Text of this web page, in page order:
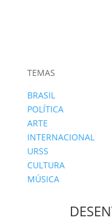
TEMAS
BRASIL
POLÍTICA
ARTE
INTERNACIONAL
URSS
CULTURA
MÚSICA